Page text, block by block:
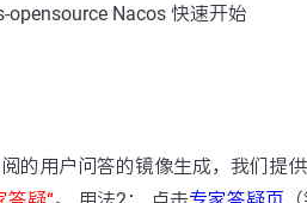
opensource Nacos 快速开始
的用户问答的镜像生成，我们提